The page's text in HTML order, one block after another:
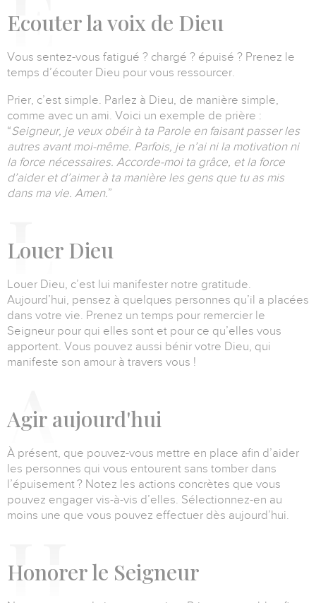
Ecouter la voix de Dieu
Vous sentez-vous fatigué ? chargé ? épuisé ? Prenez le
temps d’écouter Dieu pour vous ressourcer.
Prier, c’est simple. Parlez à Dieu, de manière simple,
comme avec un ami. Voici un exemple de prière :
“Seigneur, je veux obéir à ta Parole en faisant passer les
autres avant moi-même. Parfois, je n’ai ni la motivation ni
la force nécessaires. Accorde-moi ta grâce, et la force
d’aider et d’aimer à ta manière les gens que tu as mis
dans ma vie. Amen.”
Louer Dieu
Louer Dieu, c’est lui manifester notre gratitude.
Aujourd’hui, pensez à quelques personnes qu’il a placées
dans votre vie. Prenez un temps pour remercier le
Seigneur pour qui elles sont et pour ce qu’elles vous
apportent. Vous pouvez aussi bénir votre Dieu, qui
manifeste son amour à travers vous !
Agir aujourd'hui
À présent, que pouvez-vous mettre en place afin d’aider
les personnes qui vous entourent sans tomber dans
l’épuisement ? Notez les actions concrètes que vous
pouvez engager vis-à-vis d’elles. Sélectionnez-en au
moins une que vous pouvez effectuer dès aujourd’hui.
Honorer le Seigneur